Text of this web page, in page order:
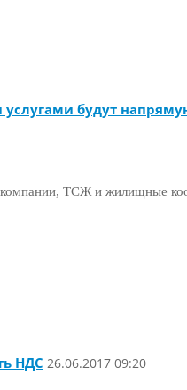
будут
ТСЖ и жилищные
НДС 26.06.2017 09:20